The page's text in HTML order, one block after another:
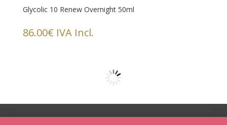
Glycolic 10 Renew Overnight 50ml
86.00€ IVA Incl.